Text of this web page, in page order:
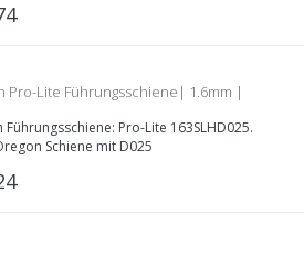
Teilung: 3/8“ | Treibglieddecke: 1.6mm
Pro-Lite Führungsschiene| 1.6mm |
|163SLHD025 | Passend für Stihl
Führungsschiene: Pro-Lite 163SLHD025.
Schiene mit D025
mit einer 1.6mm 3/8“